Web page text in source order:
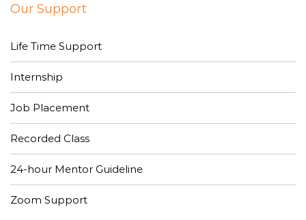
Our Support
Life Time Support
Internship
Job Placement
Recorded Class
24-hour Mentor Guideline
Zoom Support